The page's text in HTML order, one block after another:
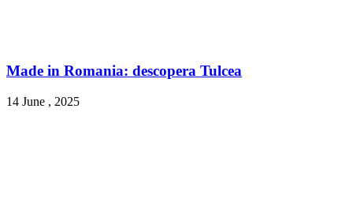
Made in Romania: descopera Tulcea
14 June , 2025